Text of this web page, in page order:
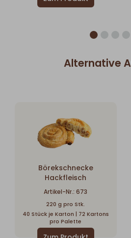
Alternative
Börekschnecke
Hackfleisch
Artikel-Nr.: 673
220 g pro Stk.
40 Stück je Karton | 72 Kartons
pro Palette